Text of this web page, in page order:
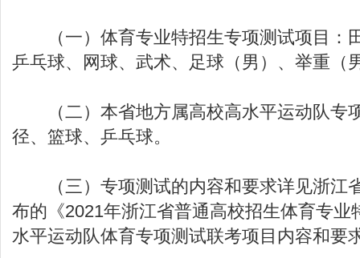
（一）体育专业特招生专项测试项目：
乒乓球、网球、武术、足球（男）、举重（
（二）本省地方属高校高水平运动队专
径、篮球、乒乓球。
（三）专项测试的内容和要求详见浙江
布的《2021年浙江省普通高校招生体育专业
水平运动队体育专项测试联考项目内容和要